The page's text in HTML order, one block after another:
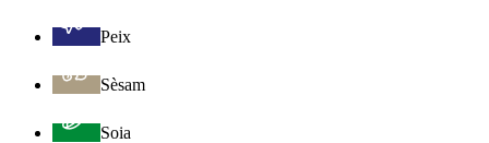
Peix
Sèsam
Soia